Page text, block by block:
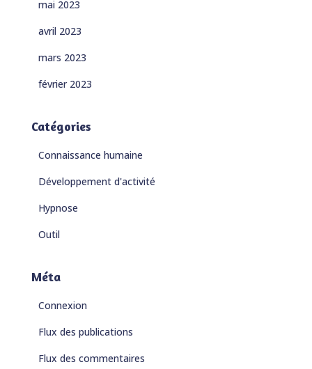
mai 2023
avril 2023
mars 2023
février 2023
Catégories
Connaissance humaine
Développement d'activité
Hypnose
Outil
Méta
Connexion
Flux des publications
Flux des commentaires